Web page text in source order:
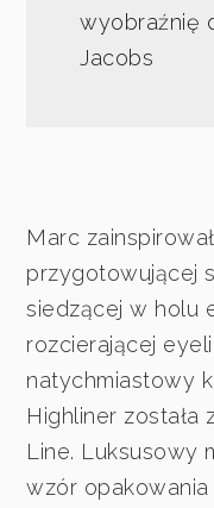
wyobraźnię
Jacobs
Marc
przygotowującej
siedzącej w holu
rozcierającej
natychmiastowy
Highliner została
Line. Luksusowy
wzór opakowania